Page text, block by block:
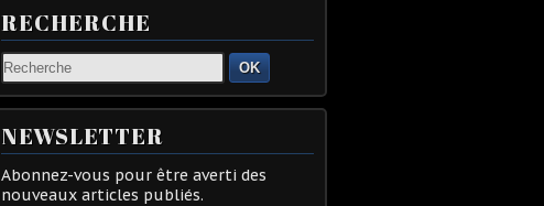
RECHERCHE
OK
NEWSLETTER
Abonnez-vous pour être averti des
nouveaux articles publiés.